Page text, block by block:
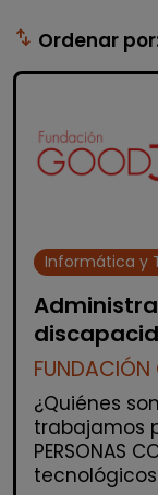
swap_vert Ordenar
Informática y
¿Quiénes
trabajamos
PERSONAS